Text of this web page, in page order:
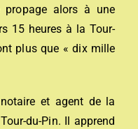
propage alors à une
15 heures à la Tour-
plus que « dix mille
et agent de la
du-Pin. Il apprend